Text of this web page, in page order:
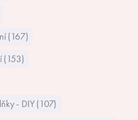
(167)
(153)
- DIY (107)